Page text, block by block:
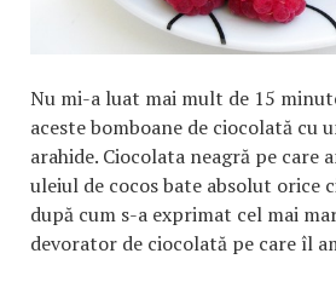
Nu mi-a luat mai mult de 15
aceste bomboane de ciocolată cu
arahide. Ciocolata neagră pe care
uleiul de cocos bate absolut orice
după cum s-a exprimat cel mai
devorator de ciocolată pe care îl